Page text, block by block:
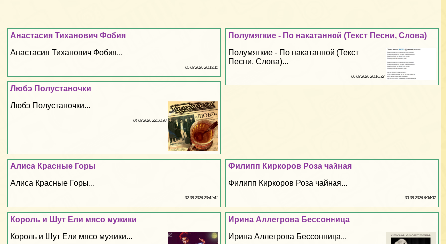
Полумягкие - По накатанной (Текст Песни, Слова)
Полумягкие - По накатанной (Текст
Песни, Слова)...
06 08 2026 20:16:32
Анастасия Тиханович Фобия
Анастасия Тиханович Фобия...
05 08 2026 20:19:11
Любэ Полустаночки
Любэ Полустаночки...
04 08 2026 22:50:30
Филипп Киркоров Роза чайная
Филипп Киркоров Роза чайная...
03 08 2026 6:34:37
Алиса Красные Горы
Алиса Красные Горы...
02 08 2026 20:41:41
Ирина Аллегрова Бессонница
Ирина Аллегрова Бессонница...
Король и Шут Ели мясо мужики
Король и Шут Ели мясо мужики...